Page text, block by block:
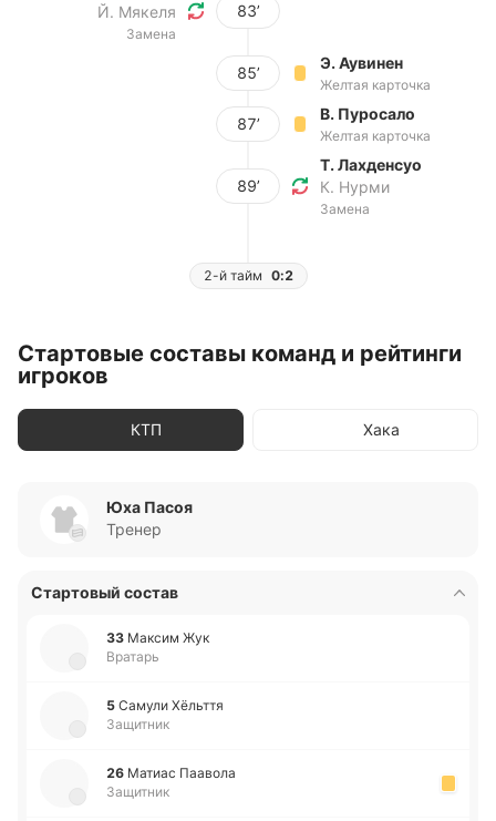
Й. Мякеля
Замена
83’
85’
Э. Аувинен
Желтая карточка
87’
В. Пуросало
Желтая карточка
89’
Т. Лахденсуо
К. Нурми
Замена
2-й тайм 0:2
Стартовые составы команд и рейтинги
игроков
КТП Хака
Юха Пасоя
Тренер
Стартовый состав
33 Максим Жук
Вратарь
5 Самули Хё­льття
Защитник
26 Матиас Паа­во­ла
Защитник